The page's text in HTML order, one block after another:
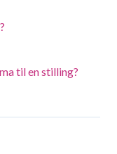
til en stilling?